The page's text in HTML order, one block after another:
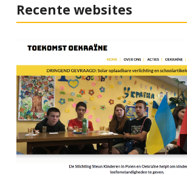
Recente websites